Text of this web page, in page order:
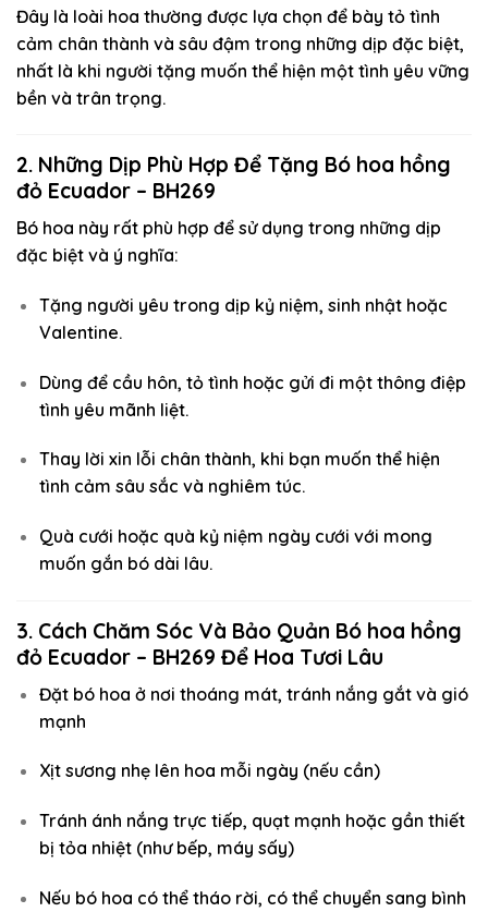
Đây là loài hoa thường được lựa chọn để bày tỏ tình
cảm chân thành và sâu đậm trong những dịp đặc biệt,
nhất là khi người tặng muốn thể hiện một tình yêu vững
bền và trân trọng.
2. Những Dịp Phù Hợp Để Tặng Bó hoa hồng
đỏ Ecuador – BH269
Bó hoa này rất phù hợp để sử dụng trong những dịp
đặc biệt và ý nghĩa:
Tặng người yêu trong dịp kỷ niệm, sinh nhật hoặc
Valentine.
Dùng để cầu hôn, tỏ tình hoặc gửi đi một thông điệp
tình yêu mãnh liệt.
Thay lời xin lỗi chân thành, khi bạn muốn thể hiện
tình cảm sâu sắc và nghiêm túc.
Quà cưới hoặc quà kỷ niệm ngày cưới với mong
muốn gắn bó dài lâu.
3. Cách Chăm Sóc Và Bảo Quản Bó hoa hồng
đỏ Ecuador – BH269 Để Hoa Tươi Lâu
Đặt bó hoa ở nơi thoáng mát, tránh nắng gắt và gió
mạnh
Xịt sương nhẹ lên hoa mỗi ngày (nếu cần)
Tránh ánh nắng trực tiếp, quạt mạnh hoặc gần thiết
bị tỏa nhiệt (như bếp, máy sấy)
Nếu bó hoa có thể tháo rời, có thể chuyển sang bình